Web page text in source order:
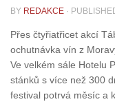
BY REDAKCE ·
Přes čtyřiatřicet akcí
ochutnávka vín z
Ve velkém sále Hotelu
stánků s více než 300
festival potrvá měsíc a